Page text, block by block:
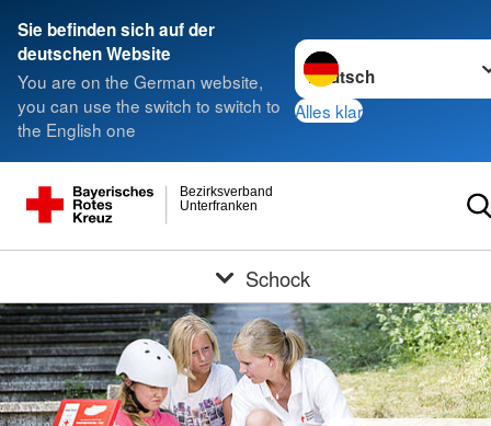
Sie befinden sich auf der
deutschen Website
You are on the German website,
you can use the switch to switch to
the English one
Sprache wechseln zu
Alles klar
Unterfranken
Bezirksverband
Schock